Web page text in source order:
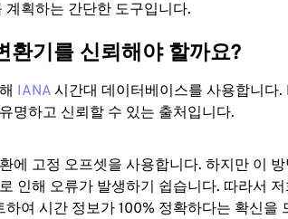
획하는 간단한 도구입니다.
환기를 신뢰해야 할까요?
IANA 시간대 데이터베이스를 사용합니다.
명하고 신뢰할 수 있는 출처입니다.
에 ​​고정 오프셋을 사용합니다. 하지만 이
인해 오류가 발생하기 쉽습니다. 따라서 저
여 시간 정보가 100% 정확하다는 확신을